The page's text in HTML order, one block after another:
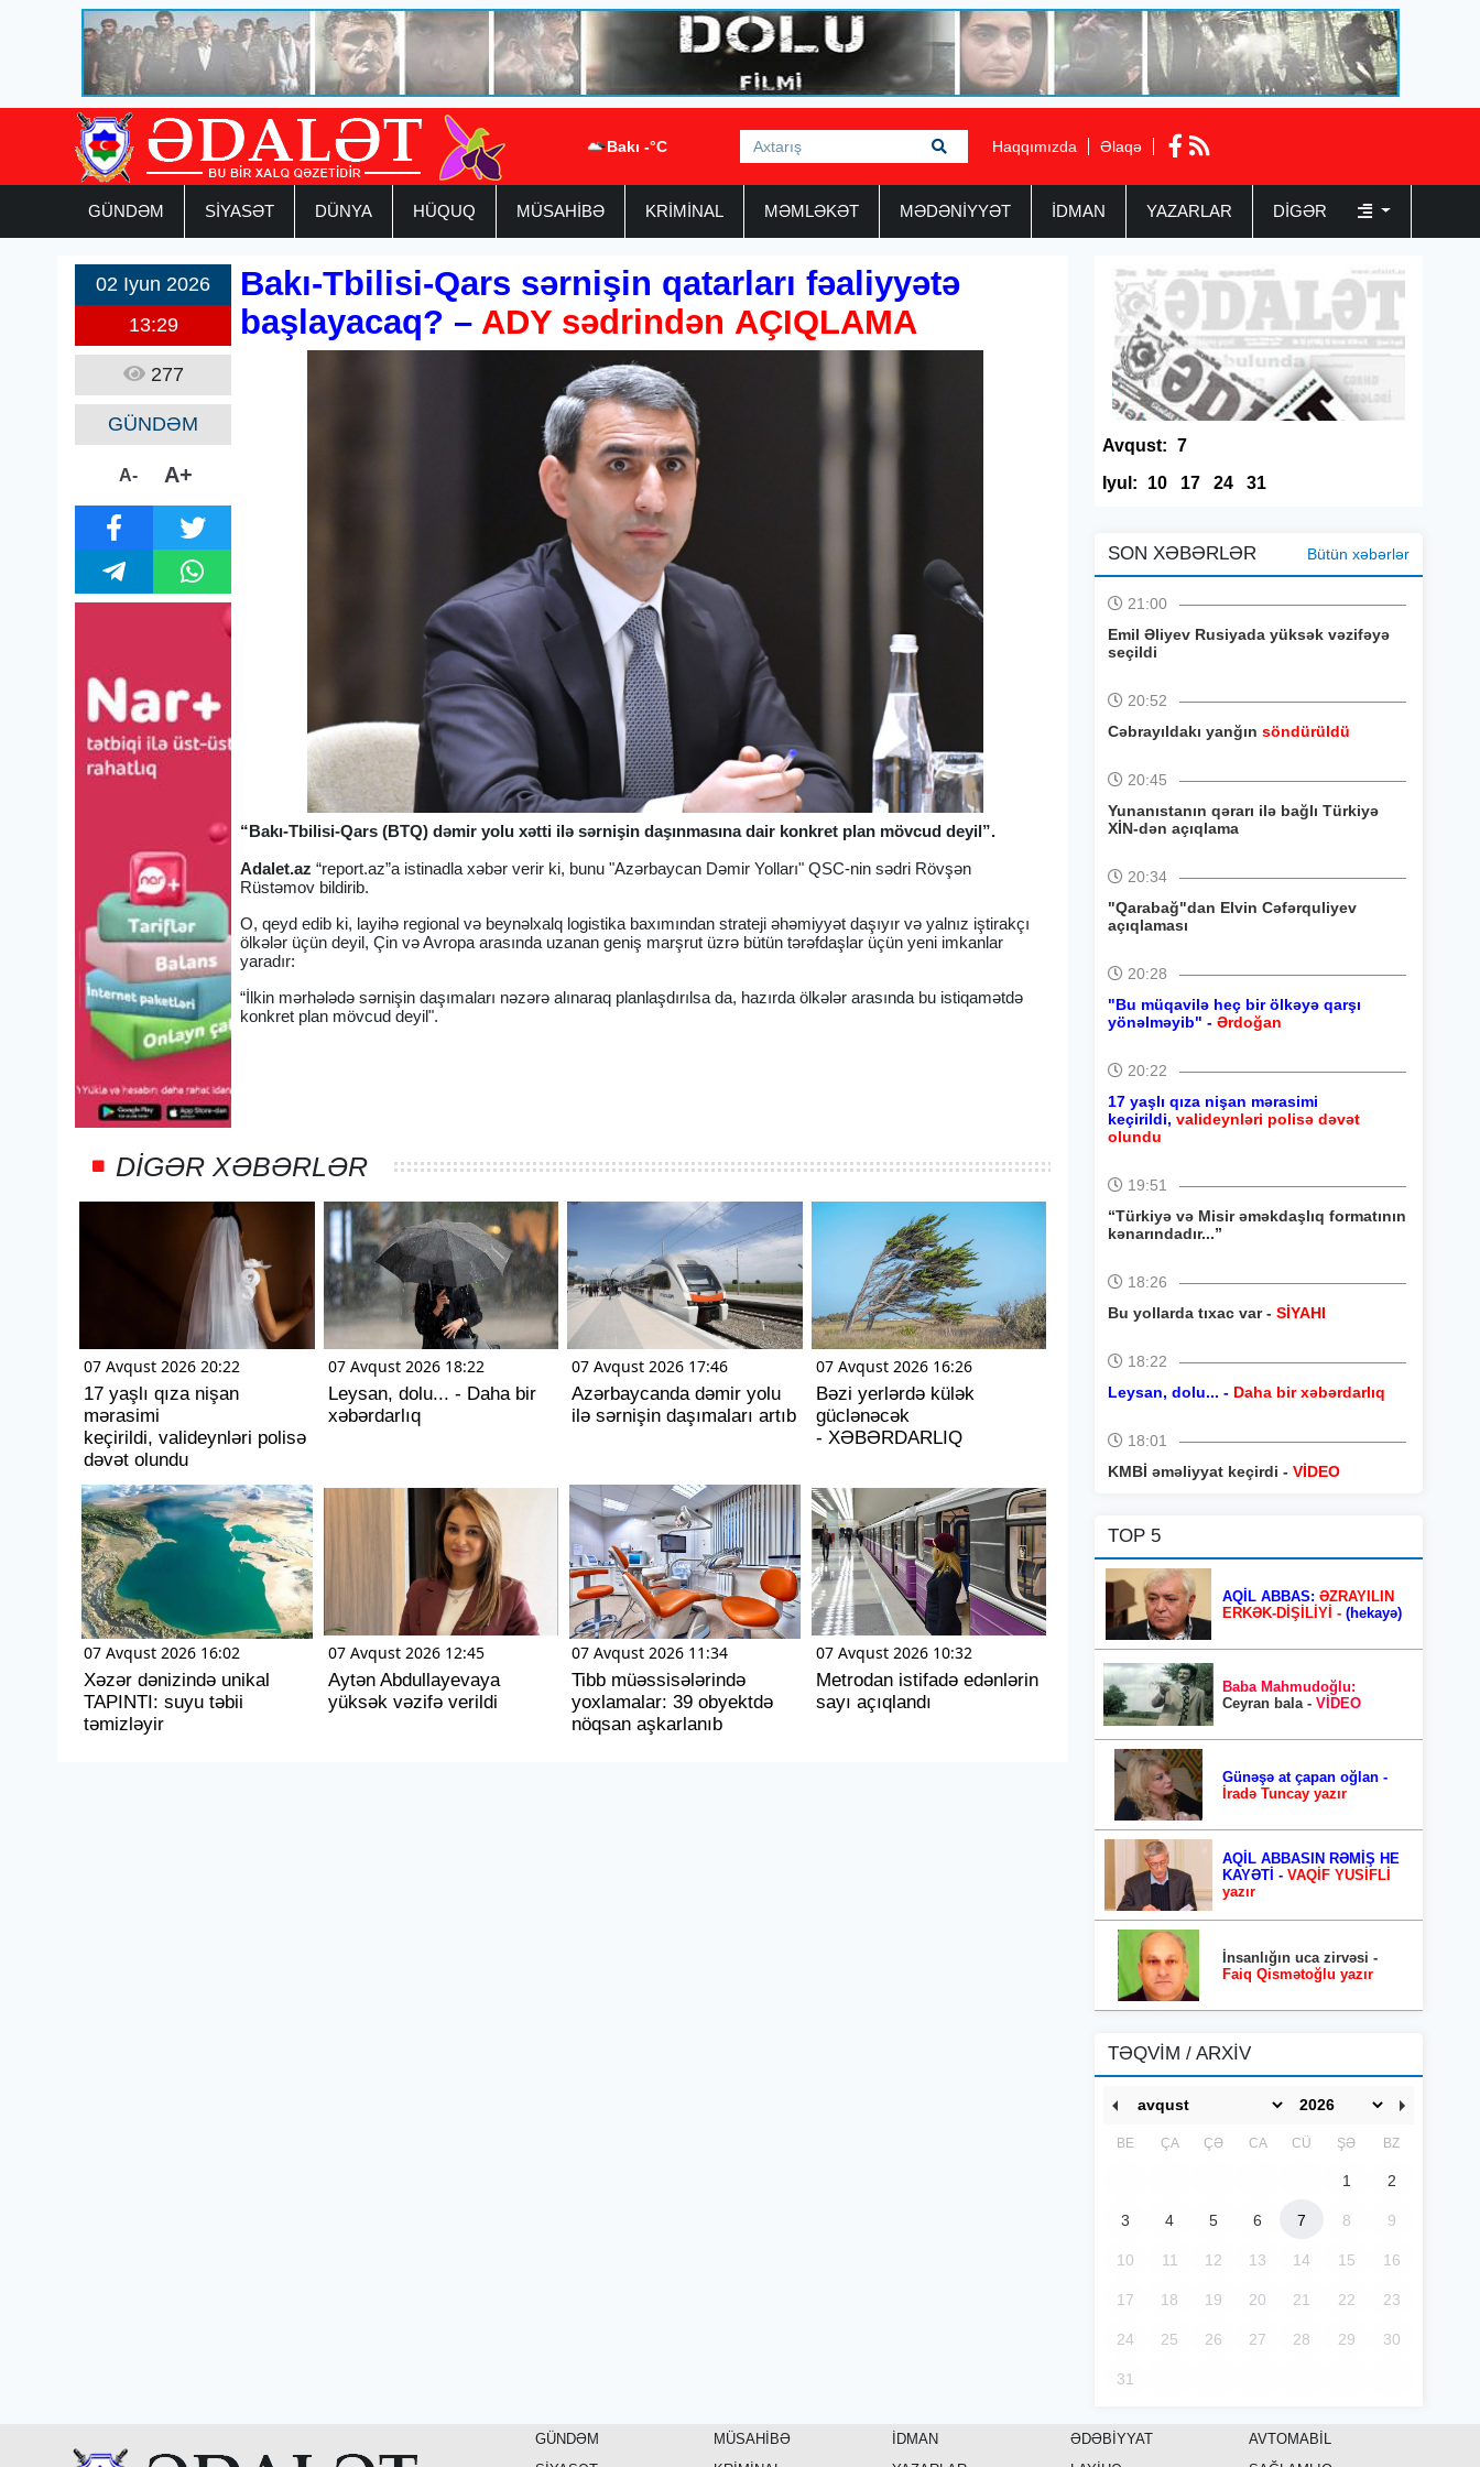
Bakı -°C Haqqımızda Əlaqə
GÜNDƏM SİYASƏT DÜNYA HÜQUQ MÜSAHİBƏ KRİMİNAL MƏMLƏKƏT MƏDƏNİYYƏT İDMAN YAZARLAR DIGƏR
02 Iyun 2026
13:29
277
GÜNDƏM
A- A+
Bakı-Tbilisi-Qars sərnişin qatarları fəaliyyətə
başlayacaq? – ADY sədrindən AÇIQLAMA
“Bakı-Tbilisi-Qars (BTQ) dəmir yolu xətti ilə sərnişin daşınmasına dair konkret plan mövcud deyil”.
Adalet.az “report.az”a istinadla xəbər verir ki, bunu "Azərbaycan Dəmir Yolları" QSC-nin sədri Rövşən
Rüstəmov bildirib.
O, qeyd edib ki, layihə regional və beynəlxalq logistika baxımından strateji əhəmiyyət daşıyır və yalnız iştirakçı
ölkələr üçün deyil, Çin və Avropa arasında uzanan geniş marşrut üzrə bütün tərəfdaşlar üçün yeni imkanlar
yaradır:
“İlkin mərhələdə sərnişin daşımaları nəzərə alınaraq planlaşdırılsa da, hazırda ölkələr arasında bu istiqamətdə
konkret plan mövcud deyil".
DIGƏR XƏBƏRLƏR
07 Avqust 2026 20:22
17 yaşlı qıza nişan
mərasimi
keçirildi, valideynləri polisə
dəvət olundu
07 Avqust 2026 18:22
Leysan, dolu... - Daha bir
xəbərdarlıq
07 Avqust 2026 17:46
Azərbaycanda dəmir yolu
ilə sərnişin daşımaları artıb
07 Avqust 2026 16:26
Bəzi yerlərdə külək
güclənəcək
- XƏBƏRDARLIQ
07 Avqust 2026 16:02
Xəzər dənizində unikal
TAPINTI: suyu təbii
təmizləyir
07 Avqust 2026 12:45
Aytən Abdullayevaya
yüksək vəzifə verildi
07 Avqust 2026 11:34
Tibb müəssisələrində
yoxlamalar: 39 obyektdə
nöqsan aşkarlanıb
07 Avqust 2026 10:32
Metrodan istifadə edənlərin
sayı açıqlandı
Avqust: 7
Iyul:
10 17 24 31
SON XƏBƏRLƏR Bütün xəbərlər
21:00
Emil Əliyev Rusiyada yüksək vəzifəyə
seçildi
20:52
Cəbrayıldakı yanğın söndürüldü
20:45
Yunanıstanın qərarı ilə bağlı Türkiyə
XİN-dən açıqlama
20:34
"Qarabağ"dan Elvin Cəfərquliyev
açıqlaması
20:28
"Bu müqavilə heç bir ölkəyə qarşı
yönəlməyib" - Ərdoğan
20:22
17 yaşlı qıza nişan mərasimi
keçirildi, valideynləri polisə dəvət
olundu
19:51
“Türkiyə və Misir əməkdaşlıq formatının
kənarındadır...”
18:26
Bu yollarda tıxac var - SİYAHI
18:22
Leysan, dolu... - Daha bir xəbərdarlıq
18:01
KMBİ əməliyyat keçirdi - VİDEO
TOP 5
AQİL ABBAS: ƏZRAYILIN
ERKƏK-DİŞİLİYİ - (hekayə)
Baba Mahmudoğlu:
Ceyran bala - VİDEO
Günəşə at çapan oğlan -
İradə Tuncay yazır
AQİL ABBASIN RƏMİŞ HE
KAYƏTİ - VAQİF YUSİFLİ
yazır
İnsanlığın uca zirvəsi -
Faiq Qismətoğlu yazır
TƏQVİM / ARXİV
BE ÇA ÇƏ CA CÜ ŞƏ BZ
1 2
3 4 5 6 7 8 9
10 11 12 13 14 15 16
17 18 19 20 21 22 23
24 25 26 27 28 29 30
31
GÜNDƏM
MÜSAHİBƏ
İDMAN
ƏDƏBİYYAT
AVTOMABİL